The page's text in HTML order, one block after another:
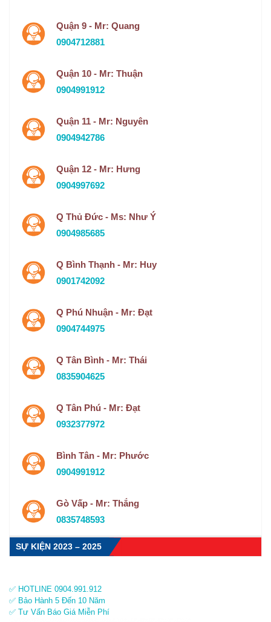
Quận 9 - Mr: Quang
0904712881
Quận 10 - Mr: Thuận
0904991912
Quận 11 - Mr: Nguyên
0904942786
Quận 12 - Mr: Hưng
0904997692
Q Thủ Đức - Ms: Như Ý
0904985685
Q Bình Thạnh - Mr: Huy
0901742092
Q Phú Nhuận - Mr: Đạt
0904744975
Q Tân Bình - Mr: Thái
0835904625
Q Tân Phú - Mr: Đạt
0932377972
Bình Tân - Mr: Phước
0904991912
Gò Vấp - Mr: Thắng
0835748593
SỰ KIỆN 2023 – 2025
✅ HOTLINE 0904.991.912
✅ Bảo Hành 5 Đến 10 Năm
✅ Tư Vấn Báo Giá Miễn Phí